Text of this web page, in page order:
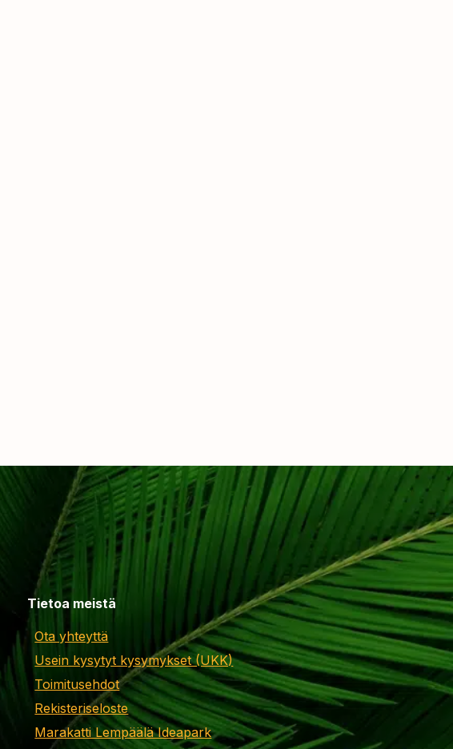
Tietoa meistä
Ota yhteyttä
Usein kysytyt kysymykset (UKK)
Toimitusehdot
Rekisteriseloste
Marakatti Lempäälä Ideapark